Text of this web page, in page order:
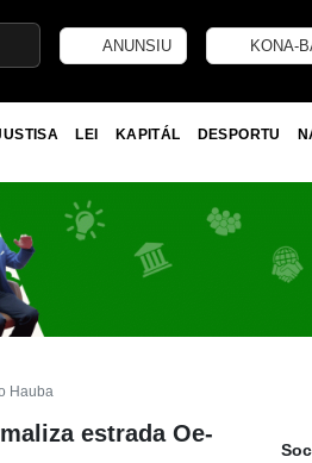
ANUNSIU KONA-
LEI KAPITÁL DESPORTU
Hauba
estrada Oe-